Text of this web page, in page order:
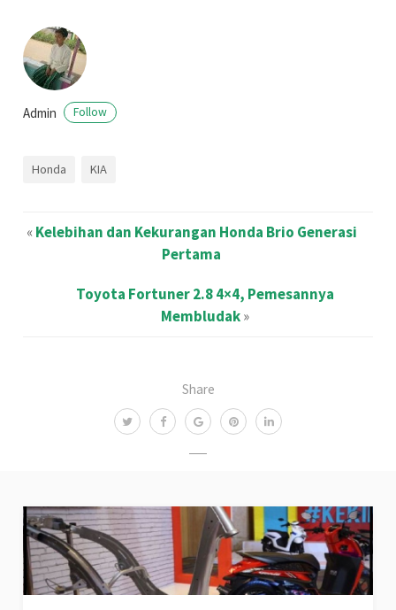
Share
Admin Follow
Honda KIA
«Kelebihan dan Kekurangan Honda Brio Generasi
Pertama
Toyota Fortuner 2.8 4×4, Pemesannya
Membludak»